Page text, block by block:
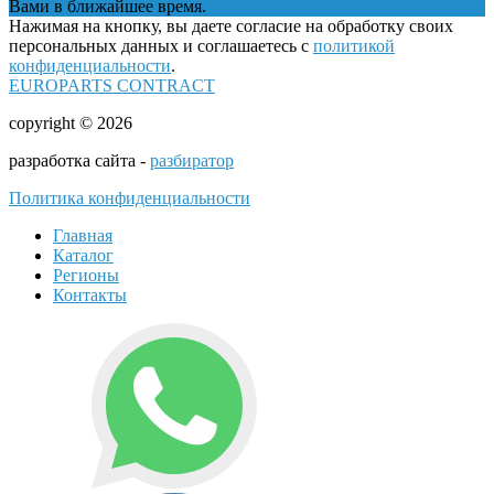
Вами в ближайшее время.
Нажимая на кнопку, вы даете согласие на обработку своих
персональных данных и соглашаетесь с политикой
конфиденциальности.
EUROPARTS CONTRACT
copyright © 2026
разработка сайта - разбиратор
Политика конфиденциальности
Главная
Каталог
Регионы
Контакты